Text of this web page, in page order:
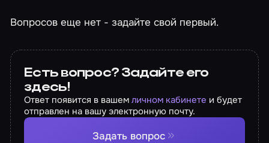
Вопросов еще нет - задайте свой первый.
Есть вопрос? Задайте его
здесь!
Ответ появится в вашемличном кабинете и будет
отправлен на вашу электронную почту.
Задать вопрос